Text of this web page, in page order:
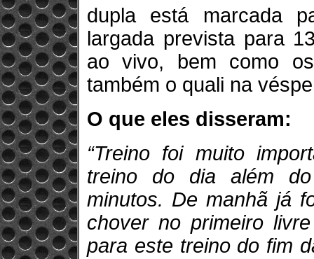
dupla está marcada
largada prevista para
ao vivo, bem como
também o quali na
O que eles disseram:
“Treino foi muito
treino do dia além
minutos. De manhã já
chover no primeiro
para este treino do fim